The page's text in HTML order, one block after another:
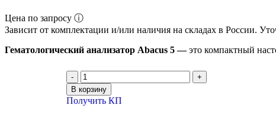
Цена по запросу ⓘ
Зависит от комплектации и/или наличия на складах в России.
Гематологический анализатор Abacus 5 —это компактный
В корзину
Получить КП